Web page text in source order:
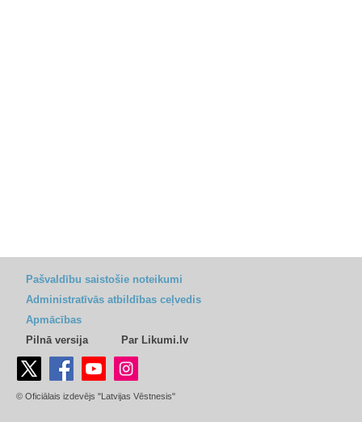
Pašvaldību saistošie noteikumi
Administratīvās atbildības ceļvedis
Apmācības
Pilnā versija
Par Likumi.lv
© Oficiālais izdevējs "Latvijas Vēstnesis"